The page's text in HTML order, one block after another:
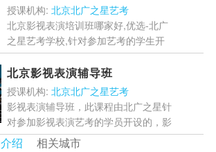
授课机构: 北京北广之星艺考
北京影视表演培训班哪家好,优选-北广
之星艺考学校,针对参加艺考的学生开
设的北京表演艺考培训班,由师资教学,
通过专业系统化教学,掌握考试流程与
技巧,提高学生表...[详情]
北京影视表演辅导班
授课机构: 北京北广之星艺考
影视表演辅导班，此课程由北广之星针
对参加影视表演艺考的学员开设的，影
视表演课程特邀国内表演专业教学指
绍 相关城市